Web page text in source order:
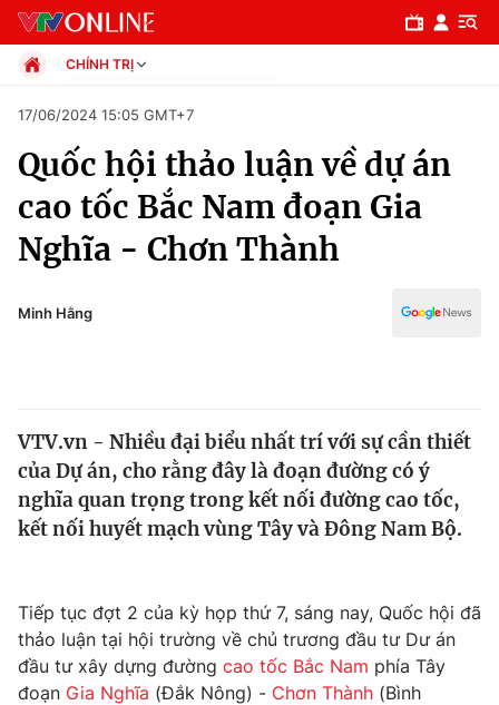
Chuyên mục
Chính trị
Thế giới
Tin tức
Câu chuyện quốc tế
Thị trường
Góc doanh nghiệp
Dữ liệu và đời sống
Truyền hình
CHÍNH TRỊ
Xã hội
Pháp luật
Kinh tế
Thể thao
Truyền hình
Đời sống
17/06/2024 15:05 GMT+7
Quốc hội thảo luận về dự án
cao tốc Bắc Nam đoạn Gia
Nghĩa - Chơn Thành
Minh Hằng
VTV.vn - Nhiều đại biểu nhất trí với sự cần thiết
của Dự án, cho rằng đây là đoạn đường có ý
nghĩa quan trọng trong kết nối đường cao tốc,
kết nối huyết mạch vùng Tây và Đông Nam Bộ.
Tiếp tục đợt 2 của kỳ họp thứ 7, sáng nay, Quốc hội đã
thảo luận tại hội trường về chủ trương đầu tư Dư án
đầu tư xây dựng đường cao tốc Bắc Nam phía Tây
đoạn Gia Nghĩa (Đắk Nông) - Chơn Thành (Bình